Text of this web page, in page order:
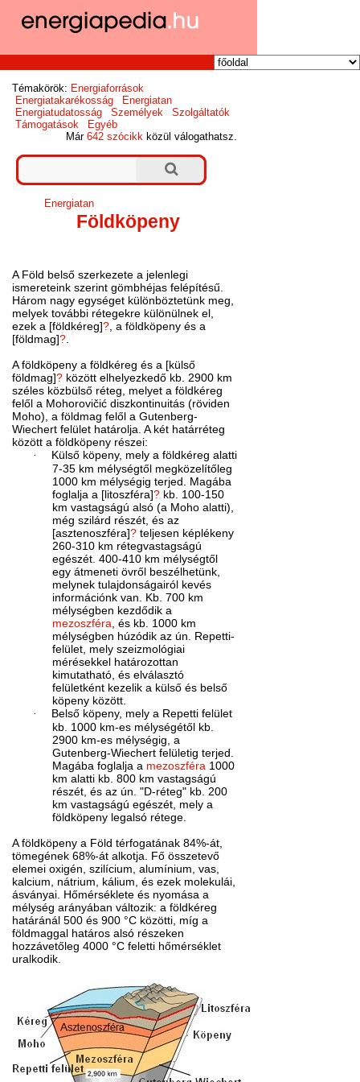
Témakörök: Energiaforrások
Energiatakarékosság
Energiatan
Energiatudatosság
Személyek
Szolgáltatók
Támogatások
Egyéb
Már642 szócikk közül válogathatsz.
Energiatan
Földköpeny
A Föld belső szerkezete a jelenlegi
ismereteink szerint gömbhéjas felépítésű.
Három nagy egységet különböztetünk meg,
melyek további rétegekre különülnek el,
ezek a [földkéreg]?, a földköpeny és a
[földmag]?.
A földköpeny a földkéreg és a [külső
földmag]? között elhelyezkedő kb. 2900 km
széles közbülső réteg, melyet a földkéreg
felől a Mohorovičić diszkontinuitás (röviden
Moho), a földmag felől a Gutenberg-
Wiechert felület határolja. A két határréteg
között a földköpeny részei:
·
Külső köpeny, mely a földkéreg alatti
7-35 km mélységtől megközelítőleg
1000 km mélységig terjed. Magába
foglalja a [litoszféra]? kb. 100-150
km vastagságú alsó (a Moho alatti),
még szilárd részét, és az
[asztenoszféra]? teljesen képlékeny
260-310 km rétegvastagságú
egészét. 400-410 km mélységtől
egy átmeneti övről beszélhetünk,
melynek tulajdonságairól kevés
információnk van. Kb. 700 km
mélységben kezdődik a
mezoszféra, és kb. 1000 km
mélységben húzódik az ún. Repetti-
felület, mely szeizmológiai
mérésekkel határozottan
kimutatható, és elválasztó
felületként kezelik a külső és belső
köpeny között.
·
Belső köpeny, mely a Repetti felület
kb. 1000 km-es mélységétől kb.
2900 km-es mélységig, a
Gutenberg-Wiechert felületig terjed.
Magába foglalja a mezoszféra 1000
km alatti kb. 800 km vastagságú
részét, és az ún. "D-réteg" kb. 200
km vastagságú egészét, mely a
földköpeny legalsó rétege.
A földköpeny a Föld térfogatának 84%-át,
tömegének 68%-át alkotja. Fő összetevő
elemei oxigén, szilícium, alumínium, vas,
kalcium, nátrium, kálium, és ezek molekulái,
ásványai. Hőmérséklete és nyomása a
mélység arányában változik: a földkéreg
határánál 500 és 900 °C közötti, míg a
földmaggal határos alsó részeken
hozzávetőleg 4000 °C feletti hőmérséklet
uralkodik.